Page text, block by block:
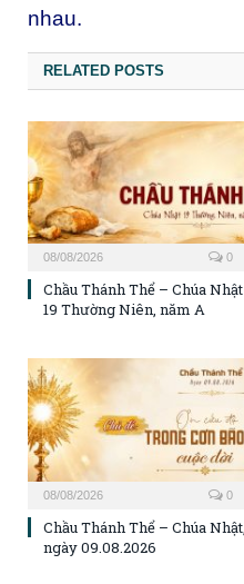
nhau.
RELATED POSTS
08/08/2026 0
Chầu Thánh Thể – Chúa Nhật
19 Thường Niên, năm A
08/08/2026 0
Chầu Thánh Thể – Chúa Nhật,
ngày 09.08.2026